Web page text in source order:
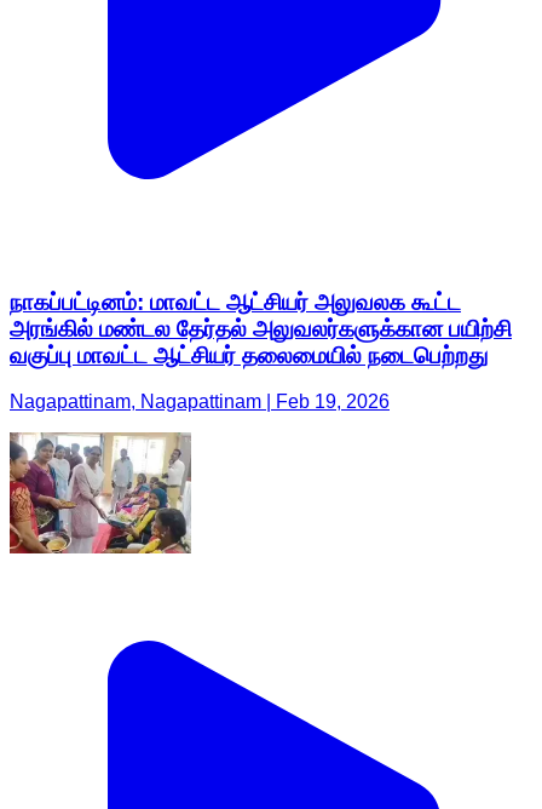
நாகப்பட்டினம்: மாவட்ட ஆட்சியர் அலுவலக கூட்ட
அரங்கில் மண்டல தேர்தல் அலுவலர்களுக்கான பயிற்சி
வகுப்பு மாவட்ட ஆட்சியர் தலைமையில் நடைபெற்றது
Nagapattinam, Nagapattinam | Feb 19, 2026